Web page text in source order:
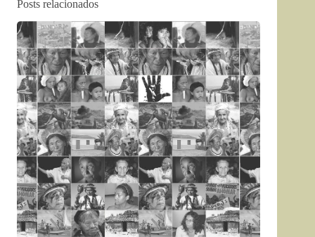
Posts relacionados